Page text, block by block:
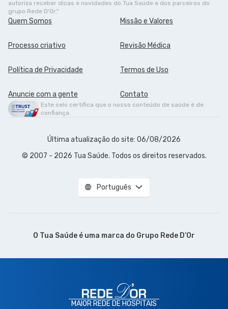
autoriza receber dicas e novidades do Tua Saúde e dos parceiros do
grupo Rede D'Or."
Quem Somos Missão e Valores
Processo criativo Revisão Médica
Política de Privacidade Termos de Uso
Anuncie com a gente Contato
Este selo certifica que o nosso conteúdo de saúde é de
confiança.
Última atualização do site: 06/08/2026
© 2007 - 2026 Tua Saúde. Todos os direitos reservados.
Português
O Tua Saúde é uma marca do Grupo Rede D’Or
MAIOR REDE DE HOSPITAIS